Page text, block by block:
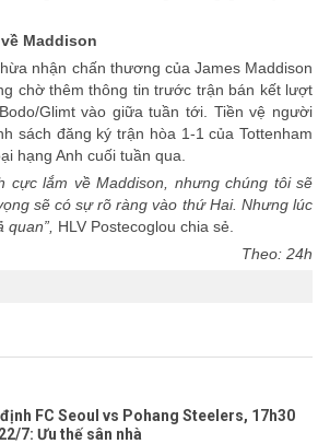
Maddison
nhận chấn thương của James Maddison
chờ thêm thông tin trước trận bán kết lượt
Glimt vào giữa tuần tới. Tiền vệ người
sách đăng ký trận hòa 1-1 của Tottenham
hạng Anh cuối tuần qua.
cực lắm về Maddison, nhưng chúng tôi sẽ
sẽ có sự rõ ràng vào thứ Hai. Nhưng lúc
HLV Postecoglou chia sẻ.
Theo: 24h
định FC Seoul vs Pohang Steelers, 17h30
7: Ưu thế sân nhà